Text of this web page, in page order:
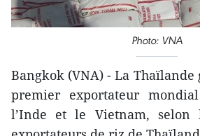
Photo: VNA
Bangkok (VNA) - La Thaïlande
premier exportateur
l’Inde et le Vietnam, selon